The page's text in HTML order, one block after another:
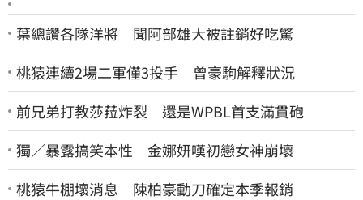
葉總讚各隊洋將 聞阿部雄大被註銷好吃驚
桃猿連續2場二軍僅3投手 曾豪駒解釋狀況
前兄弟打教莎菈炸裂 還是WPBL首支滿貫砲
獨／暴露搞笑本性 金娜妍嘆初戀女神崩壞
桃猿牛棚壞消息 陳柏豪動刀確定本季報銷